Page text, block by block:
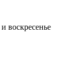
воскресенье